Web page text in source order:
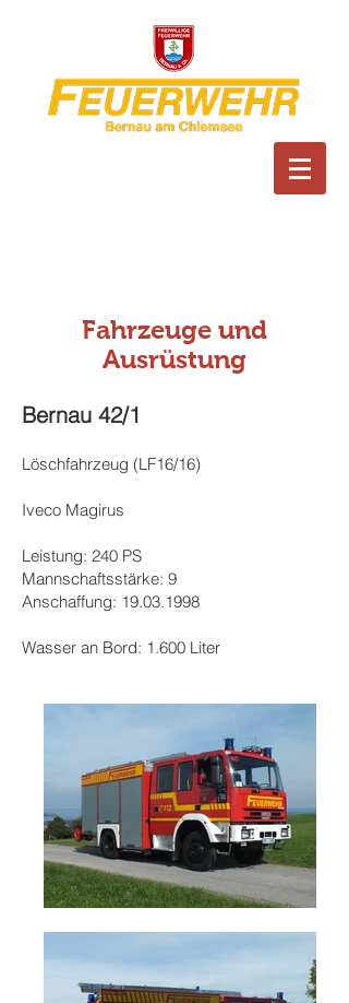
Feuerwehr Bernau am
Chiemsee
Fahrzeuge und
Ausrüstung
Bernau 42/1
Löschfahrzeug (LF16/16)
Iveco Magirus
Leistung: 240 PS
Mannschaftsstärke: 9
Anschaffung: 19.03.1998
Wasser an Bord: 1.600 Liter